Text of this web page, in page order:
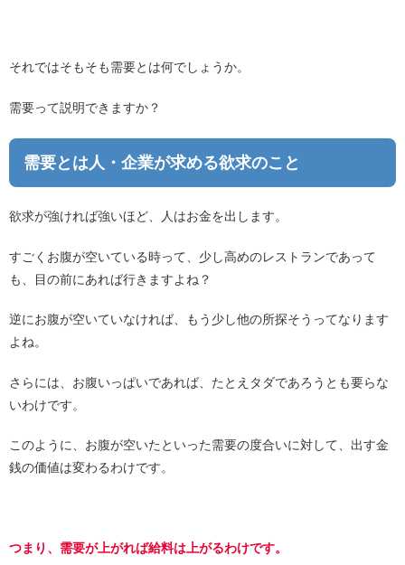
それではそもそも需要とは何でしょうか。
需要って説明できますか？
需要とは人・企業が求める欲求のこと
欲求が強ければ強いほど、人はお金を出します。
すごくお腹が空いている時って、少し高めのレストランであって
も、目の前にあれば行きますよね？
逆にお腹が空いていなければ、もう少し他の所探そうってなります
よね。
さらには、お腹いっぱいであれば、たとえタダであろうとも要らな
いわけです。
このように、お腹が空いたといった需要の度合いに対して、出す金
銭の価値は変わるわけです。
つまり、需要が上がれば給料は上がるわけです。